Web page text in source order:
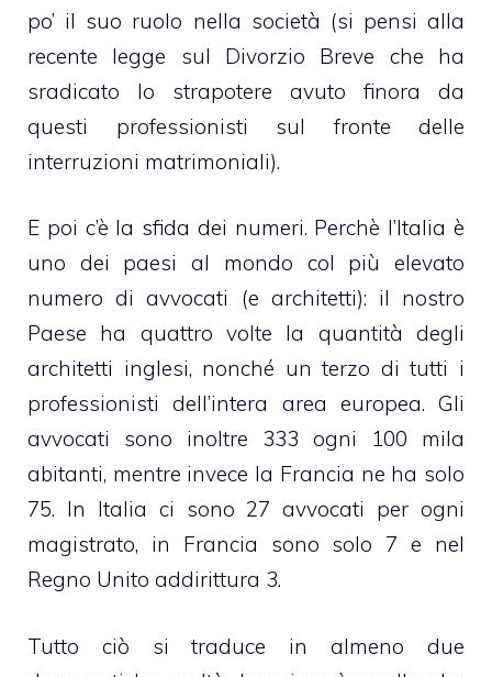
po’ il suo ruolo nella società (si pensi alla
recente legge sul Divorzio Breve che ha
sradicato lo strapotere avuto finora da
questi professionisti sul fronte delle
interruzioni matrimoniali).
E poi c’è la sfida dei numeri. Perchè l’Italia è
uno dei paesi al mondo col più elevato
numero di avvocati (e architetti): il nostro
Paese ha quattro volte la quantità degli
architetti inglesi, nonché un terzo di tutti i
professionisti dell’intera area europea. Gli
avvocati sono inoltre 333 ogni 100 mila
abitanti, mentre invece la Francia ne ha solo
75. In Italia ci sono 27 avvocati per ogni
magistrato, in Francia sono solo 7 e nel
Regno Unito addirittura 3.
Tutto ciò si traduce in almeno due